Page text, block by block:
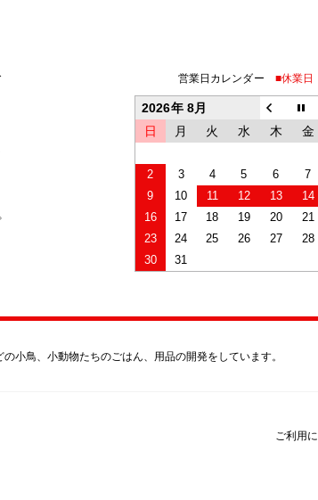
営業日カレンダー ■休業日
2026年 8月
日
月 火 水 木 金
2
3 4 5 6 7
9
10 11 12 13 14
16
17 18 19 20 21
23
24 25 26 27 28
30
31
小鳥、小動物たちのごはん、用品の開発をしています。
ご利用